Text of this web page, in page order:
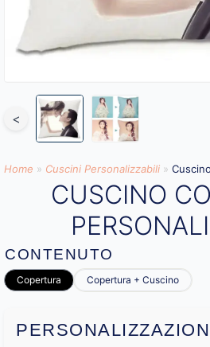
<
Home » Cuscini Personalizzabili »
CUSCINO
CONTENUTO
Copertura Copertura + Cuscino